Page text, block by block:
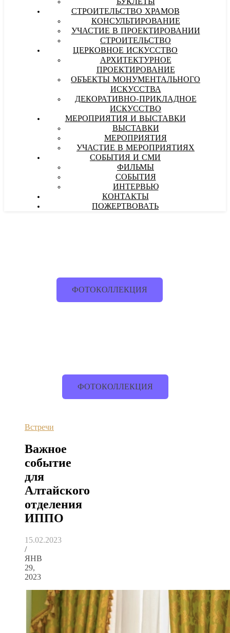
БУКЛЕТЫ
СТРОИТЕЛЬСТВО ХРАМОВ
КОНСУЛЬТИРОВАНИЕ
УЧАСТИЕ В ПРОЕКТИРОВАНИИ
СТРОИТЕЛЬСТВО
ЦЕРКОВНОЕ ИСКУССТВО
АРХИТЕКТУРНОЕ
ПРОЕКТИРОВАНИЕ
ОБЪЕКТЫ МОНУМЕНТАЛЬНОГО
ИСКУССТВА
ДЕКОРАТИВНО-ПРИКЛАДНОЕ
ИСКУССТВО
МЕРОПРИЯТИЯ И ВЫСТАВКИ
ВЫСТАВКИ
МЕРОПРИЯТИЯ
УЧАСТИЕ В МЕРОПРИЯТИЯХ
СОБЫТИЯ И СМИ
ФИЛЬМЫ
СОБЫТИЯ
ИНТЕРВЬЮ
КОНТАКТЫ
ПОЖЕРТВОВАТЬ
ФОТОКОЛЛЕКЦИЯ
ФОТОКОЛЛЕКЦИЯ
Встречи
Важное
событие
для
Алтайского
отделения
ИППО
15.02.2023
/
ЯНВ
29,
2023